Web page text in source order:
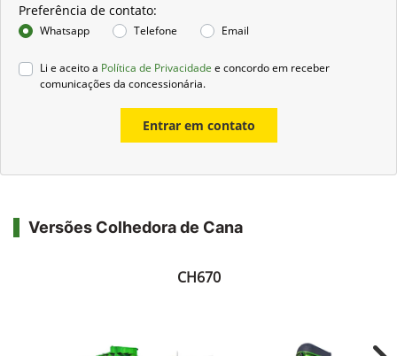
Preferência de contato:
Whatsapp Telefone Email
Li e aceito a Política de Privacidade e concordo em receber
comunicações da concessionária.
Entrar em contato
Versões Colhedora de Cana
CH670